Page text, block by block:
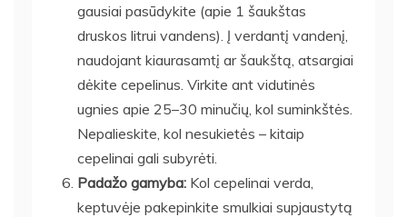
gausiai pasūdykite (apie 1 šaukštas
druskos litrui vandens). Į verdantį vandenį,
naudojant kiaurasamtį ar šaukštą, atsargiai
dėkite cepelinus. Virkite ant vidutinės
ugnies apie 25–30 minučių, kol suminkštės.
Nepalieskite, kol nesukietės – kitaip
cepelinai gali subyrėti.
Padažo gamyba: Kol cepelinai verda,
keptuvėje pakepinkite smulkiai supjaustytą